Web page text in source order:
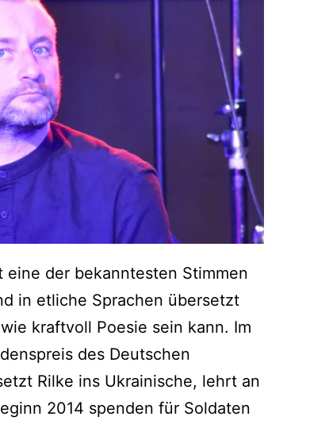
eine der bekanntesten Stimmen
in etliche Sprachen übersetzt
kraftvoll Poesie sein kann. Im
des Deutschen
Rilke ins Ukrainische, lehrt an
2014 spenden für Soldaten